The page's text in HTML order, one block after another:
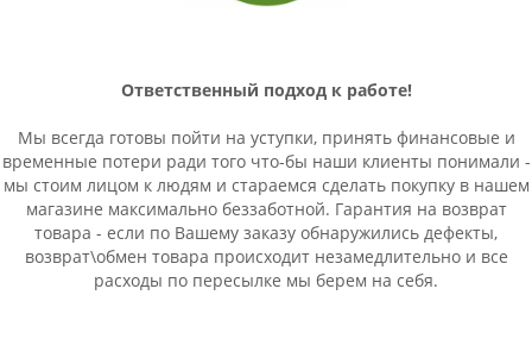
Ответственный подход к работе!
Мы всегда готовы пойти на уступки, принять финансовые и
временные потери ради того что-бы наши клиенты понимали -
мы стоим лицом к людям и стараемся сделать покупку в нашем
магазине максимально беззаботной. Гарантия на возврат
товара - если по Вашему заказу обнаружились дефекты,
возврат\обмен товара происходит незамедлительно и все
расходы по пересылке мы берем на себя.